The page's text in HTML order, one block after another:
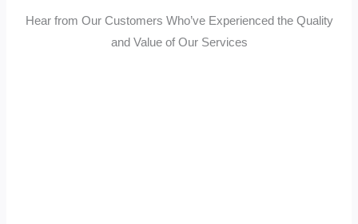
Hear from Our Customers Who’ve Experienced the Quality
and Value of Our Services